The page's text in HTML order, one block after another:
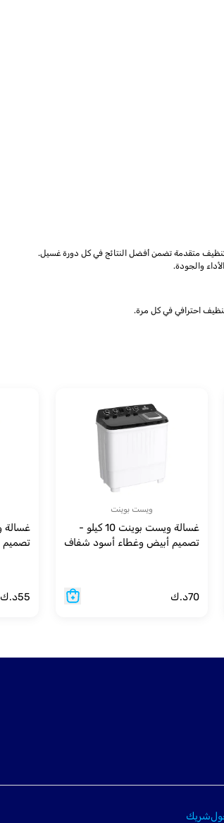
متقدمة تضمن أفضل النتائج في كل دورة غسيل.
والجودة.
ويست بوينت
غسالة ويست بوينت 10 كيلو -
تصميم أبيض وغطاء أسود شفاف
70د.ك 55د.ك
شريك